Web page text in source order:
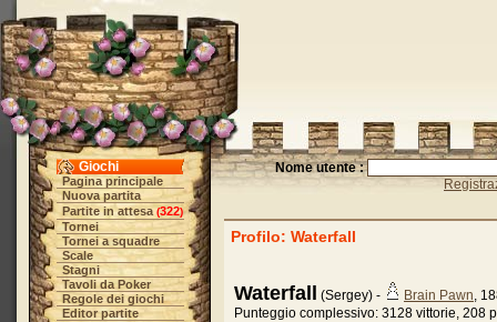
Giochi
Pagina principale
Nuova partita
Partite in attesa (322)
Tornei
Tornei a squadre
Scale
Stagni
Tavoli da Poker
Regole dei giochi
Editor partite
Nome utente :
Profilo: Waterfall
Waterfall (Sergey) - Brain Pawn,
Punteggio complessivo: 3128 vittorie, 208